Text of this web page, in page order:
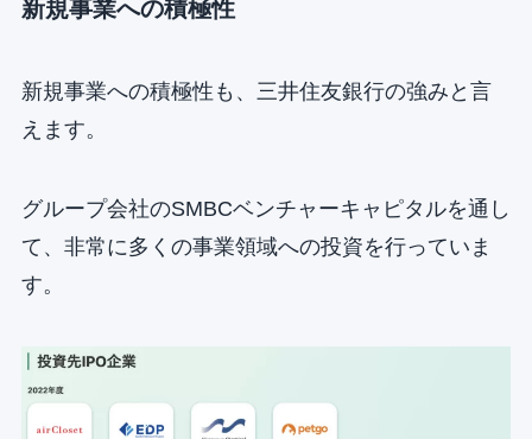
新規事業への積極性
新規事業への積極性も、三井住友銀行の強みと言
えます。
グループ会社のSMBCベンチャーキャピタルを通し
て、非常に多くの事業領域への投資を行っていま
す。